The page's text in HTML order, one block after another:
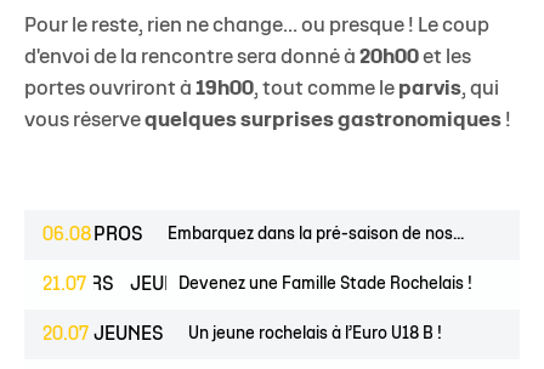
Pour le reste, rien ne change... ou presque ! Le coup
d'envoi de la rencontre sera donné à 20h00 et les
portes ouvriront à 19h00, tout comme le parvis, qui
vous réserve quelques surprises gastronomiques !
06.08 PROS Embarquez dans la pré-saison de nos...
21.07
ESPOIRS JEUNES Devenez une Famille Stade Rochelais !
20.07 JEUNES Un jeune rochelais à l’Euro U18 B !